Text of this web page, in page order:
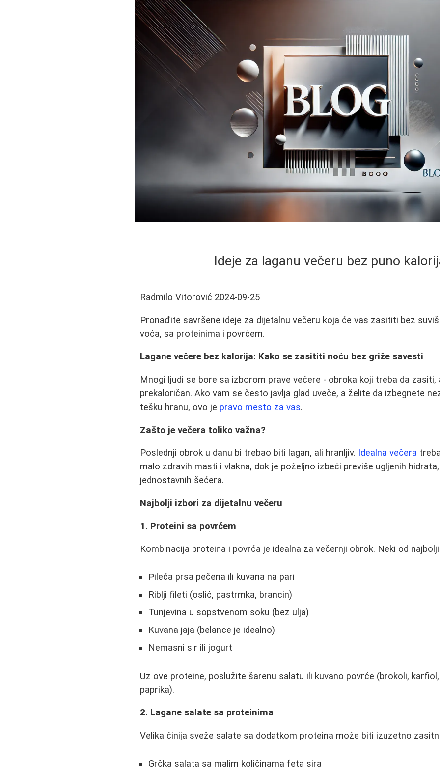
Ideje za laganu večeru bez puno
Radmilo Vitorović 2024-09-25
Pronađite savršene ideje za dijetalnu večeru koja će vas zasititi bez
voća, sa proteinima i povrćem.
Lagane večere bez kalorija: Kako se zasititi noću bez griže savesti
Mnogi ljudi se bore sa izborom prave večere - obroka koji treba da zasiti,
prekaloričan. Ako vam se često javlja glad uveče, a želite da izbegnete
tešku hranu, ovo je pravo mesto za vas.
Zašto je večera toliko važna?
Poslednji obrok u danu bi trebao biti lagan, ali hranljiv. Idealna večera
malo zdravih masti i vlakna, dok je poželjno izbeći previše ugljenih
jednostavnih šećera.
Najbolji izbori za dijetalnu večeru
1. Proteini sa povrćem
Kombinacija proteina i povrća je idealna za večernji obrok. Neki od
Pileća prsa pečena ili kuvana na pari
Riblji fileti (oslić, pastrmka, brancin)
Tunjevina u sopstvenom soku (bez ulja)
Kuvana jaja (belance je idealno)
Nemasni sir ili jogurt
Uz ove proteine, poslužite šarenu salatu ili kuvano povrće (brokoli,
paprika).
2. Lagane salate sa proteinima
Velika činija sveže salate sa dodatkom proteina može biti izuzetno
Grčka salata sa malim količinama feta sira